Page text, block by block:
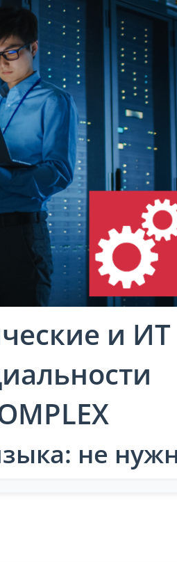
и ИТ
не